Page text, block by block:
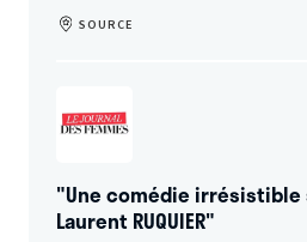
SOURCE
"Une comédie irrésistible
Laurent RUQUIER"